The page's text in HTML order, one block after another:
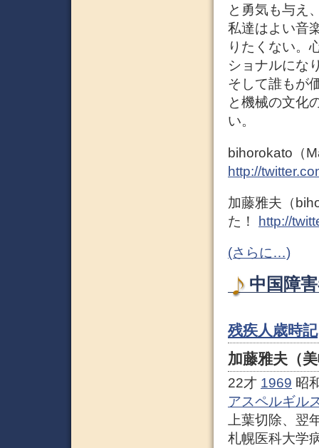
と勇気も与え
私達はよい音
りたくない。
ショナルにな
そして誰もが
と機械の文化
い。
bihorokato（
http://
加藤雅夫（
た！ http://
(さらに…)
中国障
残疾人歳時記
加藤雅夫（
22才 1969 昭
アスペルギル
上葉切除、翌
札幌医科大学